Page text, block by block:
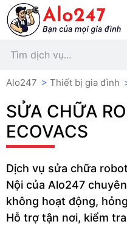
Alo247 > Thiết bị gia đình
SỬA CHỮA
ECOVACS
Dịch vụ sửa chữa
Nội của Alo247
không hoạt động,
Hỗ trợ tận nơi, kiểm